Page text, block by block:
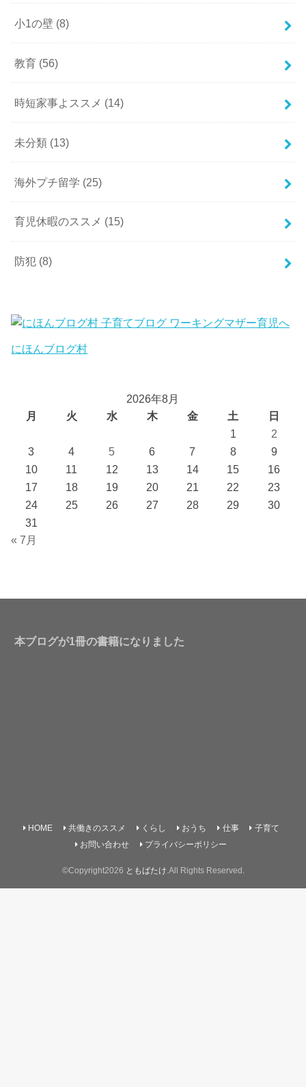
小1の壁 (8)
教育 (56)
時短家事よススメ (14)
未分類 (13)
海外プチ留学 (25)
育児休暇のススメ (15)
防犯 (8)
にほんブログ村
2026年8月
月
火 水 木 金 土
日
1
2
3
4 5 6 7 8
9
10
11 12 13 14 15
16
17
18 19 20 21 22
23
24
25 26 27 28 29
30
31
« 7月
本ブログが1冊の書籍になりました
HOME 共働きのススメ くらし おうち 仕事
子育て
お問い合わせ
プライバシーポリシー
©Copyright2026 ともばたけ .All Rights Reserved.